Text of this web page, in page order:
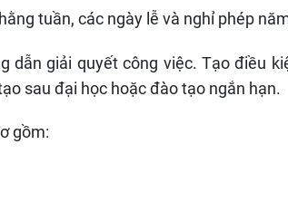
tuần, các ngày lễ và nghỉ phép
dẫn giải quyết công việc. Tạo điều
sau đại học hoặc đào tạo ngắn hạn.
gồm: